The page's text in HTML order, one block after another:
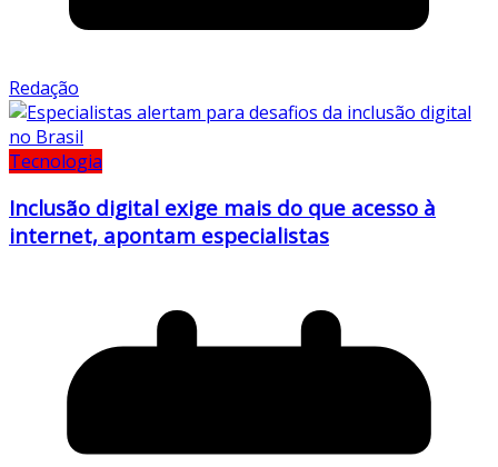
Redação
Tecnologia
Inclusão digital exige mais do que acesso à
internet, apontam especialistas